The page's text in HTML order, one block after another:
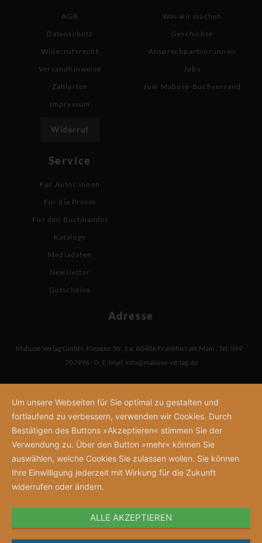
AGB
Datenschutz
Widerrufsrecht
Versandhinweise
Zahlarten
Impressum
Widerruf
Was wir machen
Geschichte
Ansprechpartner:innen
Jobs
zum Mabuse-Buchversand
Service
Für Autor:innen
Für die Presse
Für den Buchhandel
Kataloge
Mediadaten
Newsletter
Gutscheine
Adresse
Mabuse-Verlag GmbH, Kasseler Str. 1 a, 60486 Frankfurt am Main , Tel: 069 -
707996 - 0 , E-Mail: info@mabuse-verlag.de
Um unsere Webseiten für Sie optimal zu gestalten und
fortlaufend zu verbessern, verwenden wir Cookies. Durch
Bestätigen des Buttons »Akzeptieren« stimmen Sie der
Verwendung zu. Über den Button »mehr« können Sie
auswählen, welche Cookies Sie zulassen wollen. Sie können
Ihre Einwilligung jederzeit mit Wirkung für die Zukunft
widerrufen oder ändern.
ALLE AKZEPTIEREN